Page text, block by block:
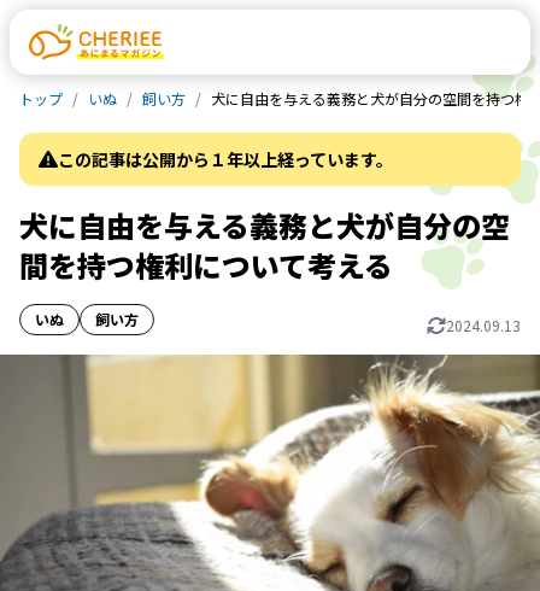
トップ いぬ 飼い方 犬に自由を与える義務と犬が自分の空間を持つ権
この記事は公開から１年以上経っています。
犬に自由を与える義務と犬が自分の空
間を持つ権利について考える
いぬ 飼い方 2024.09.13